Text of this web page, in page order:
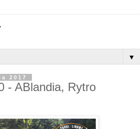
▼
2017
- ABlandia, Rytro